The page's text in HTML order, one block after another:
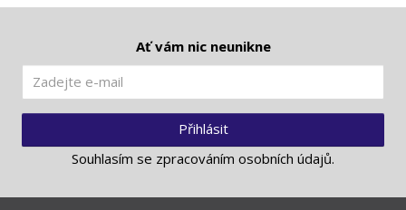
Ať vám nic neunikne
Přihlásit
Souhlasím se zpracováním osobních údajů.